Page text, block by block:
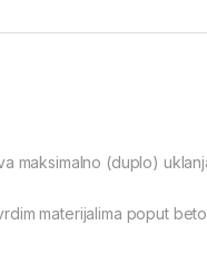
maksimalno (duplo)
materijalima poput